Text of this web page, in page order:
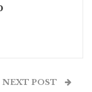
NEXT POST